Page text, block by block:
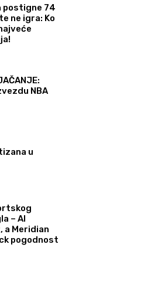
postigne 74
ne igra: Ko
NBA
u
– AI
Meridian
pogodnost